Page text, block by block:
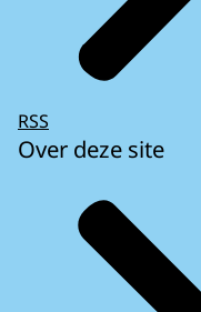
RSS
Over deze site